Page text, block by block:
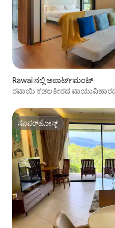
Rawai ನಲ್ಲಿ ಅಪಾರ್ಟ್‌ಮಂಟ್
ರವಾಯಿ ಕಡಲತೀರದ
ಸೂಪರ್‌ಹೋಸ್ಟ್
ಸೂಪರ್‌ಹೋಸ್ಟ್